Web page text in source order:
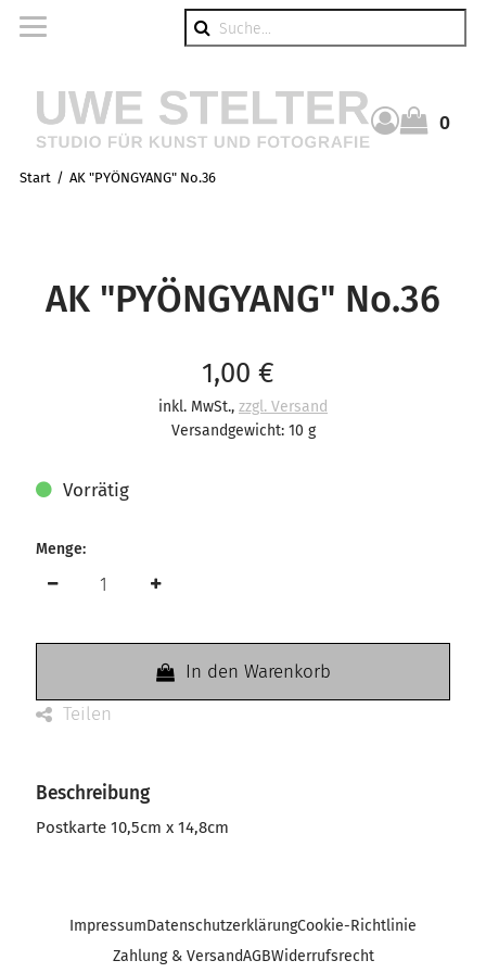
0
Start AK "PYÖNGYANG" No.36
AK "PYÖNGYANG" No.36
Verkaufspreis: 1,00 €
1,00 €
inkl. MwSt., zzgl. Versand
Versandgewicht: 10 g
Vorrätig
Menge:
In den Warenkorb
Teilen
Beschreibung
Postkarte 10,5cm x 14,8cm
ImpressumDatenschutzerklärungCookie-Richtlinie
Zahlung & VersandAGBWiderrufsrecht